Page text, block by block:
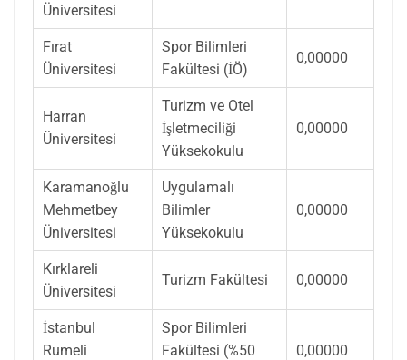
Üniversitesi
Fırat
Üniversitesi
Spor Bilimleri
Fakültesi (İÖ)
0,00000
Harran
Üniversitesi
Turizm ve Otel
İşletmeciliği
Yüksekokulu
0,00000
Karamanoğlu
Mehmetbey
Üniversitesi
Uygulamalı
Bilimler
Yüksekokulu
0,00000
Kırklareli
Üniversitesi
Turizm Fakültesi 0,00000
İstanbul
Rumeli
Spor Bilimleri
Fakültesi (%50
0,00000